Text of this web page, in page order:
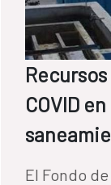
COVID
El Fondo